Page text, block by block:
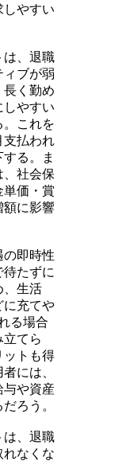
しやすい
、退職
ィブが弱
長く勤め
しやすい
。これを
支払われ
る。ま
、社会保
単価・賞
額に影響
即時性
たずに
、生活
に充てや
る場合
てら
ットも得
には、
与や資産
ろう。
、退職
れなくな